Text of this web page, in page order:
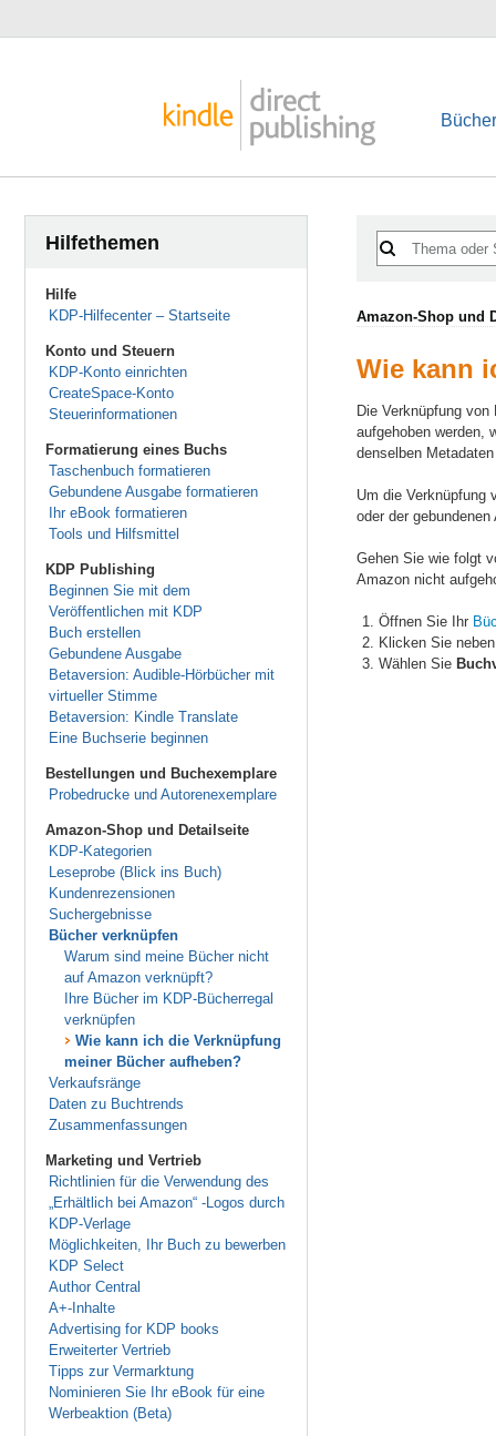
Hilfethemen
Hilfe
KDP-Hilfecenter – Startseite
Konto und Steuern
KDP-Konto einrichten
CreateSpace-Konto
Steuerinformationen
Formatierung eines Buchs
Taschenbuch formatieren
Gebundene Ausgabe formatieren
Ihr eBook formatieren
Tools und Hilfsmittel
KDP Publishing
Beginnen Sie mit dem
Veröffentlichen mit KDP
Buch erstellen
Gebundene Ausgabe
Betaversion: Audible-Hörbücher mit
virtueller Stimme
Betaversion: Kindle Translate
Eine Buchserie beginnen
Bestellungen und Buchexemplare
Probedrucke und Autorenexemplare
Amazon-Shop und Detailseite
KDP-Kategorien
Leseprobe (Blick ins Buch)
Kundenrezensionen
Suchergebnisse
Bücher verknüpfen
Warum sind meine Bücher nicht
auf Amazon verknüpft?
Ihre Bücher im KDP-Bücherregal
verknüpfen
Wie kann ich die Verknüpfung
meiner Bücher aufheben?
Verkaufsränge
Daten zu Buchtrends
Zusammenfassungen
Marketing und Vertrieb
Richtlinien für die Verwendung des
„Erhältlich bei Amazon“ -Logos durch
KDP-Verlage
Möglichkeiten, Ihr Buch zu bewerben
KDP Select
Author Central
A+-Inhalte
Advertising for KDP books
Erweiterter Vertrieb
Tipps zur Vermarktung
Nominieren Sie Ihr eBook für eine
Werbeaktion (Beta)
Amazon-Shop und
Wie kann
Die Verknüpfung
aufgehoben werden,
denselben
Um die Verknüpfung
oder der gebundenen
Gehen Sie wie folgt
Amazon nicht
Öffnen Sie Ihr
Klicken Sie
Wählen Sie